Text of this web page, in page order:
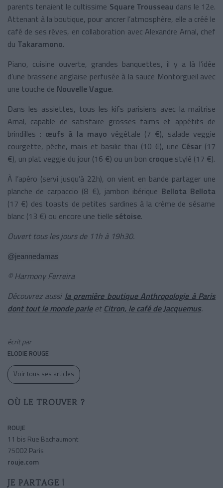
parents tenaient le cultissime Square Trousseau dans le 12e.
Attenant à la boutique, pour ancrer l’atmosphère, elle a créé le
café de ses rêves, en collaboration avec Alexandre Arnal, chef
du Takaramono.
Piano, cuisine ouverte, grandes banquettes, il y a là l’idée
d’une brasserie anglaise perfusée à la sauce Montorgueil avec
une touche de Nouvelle Vague.
Dans les assiettes, tous les kifs parisiens avec la maîtrise
Arnal, capable de satisfaire grosses faims et appétits de
brindilles : œufs à la mayo végétale (7 €), salade veggie
courgette, pêche, maïs et basilic thaï (10 €), une César (17
€), un plat veggie du jour (16 €) ou un bon croque stylé (17 €).
À l’apéro (servi jusqu’à 22h), on vient en bande partager une
planche de carpaccio (8 €), jambon ibérique Bellota Bellota
(17 €) des toasts de petites sardines à la crème de sésame
blanc (13 €) ou encore une tielle sétoise.
Ouvert tous les jours de 11h à 19h30.
@jeannedamas
© Harmony Ferreira
Découvrez aussi la première boutique Anthropologie à Paris
dont tout le monde parleet Citron, le café de Jacquemus.
écrit par
ELODIE ROUGE
Voir tous ses articles
OÙ LE TROUVER ?
ROUJE
11 bis Rue Bachaumont
75002 Paris
rouje.com
JE PARTAGE !